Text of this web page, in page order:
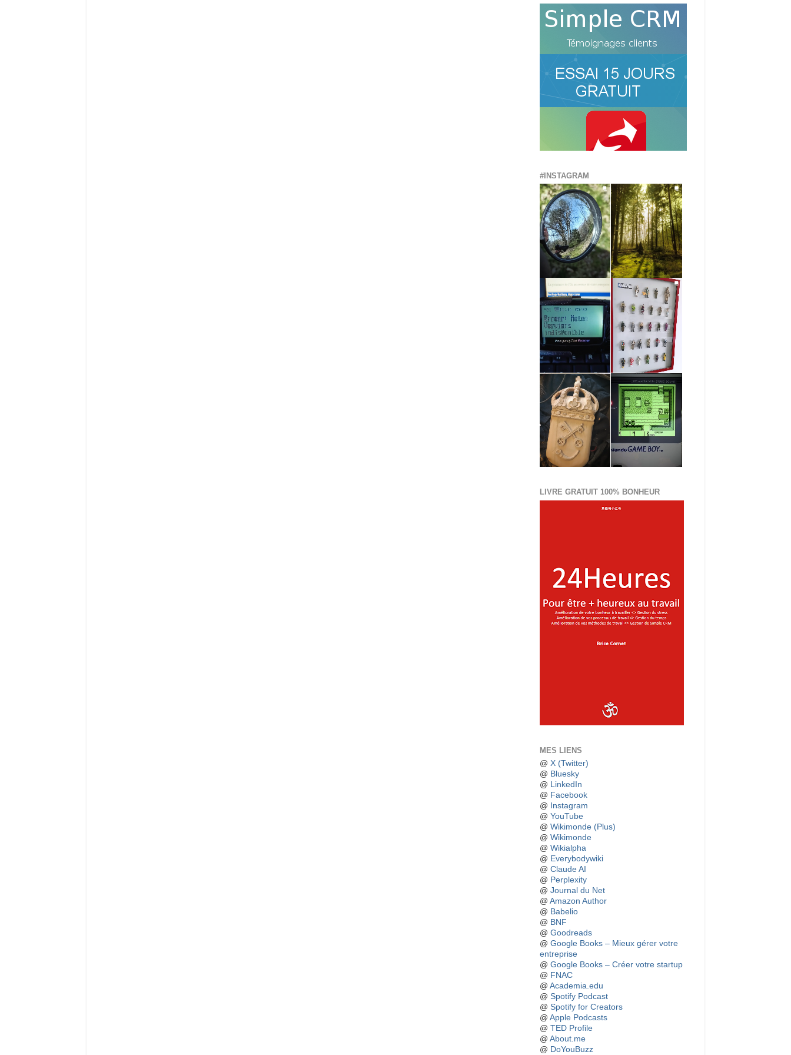
#INSTAGRAM
LIVRE GRATUIT 100% BONHEUR
MES LIENS
@ X (Twitter)
@ Bluesky
@ LinkedIn
@ Facebook
@
Instagram
@ YouTube
@ Wikimonde (Plus)
@ Wikimonde
@ Wikialpha
@ Everybodywiki
@ Claude AI
@ Perplexity
@ Journal du Net
@ Amazon Author
@ Babelio
@ BNF
@ Goodreads
@ Google Books – Mieux gérer votre
entreprise
@ Google Books – Créer votre startup
@ FNAC
@ Academia.edu
@ Spotify Podcast
@ Spotify for Creators
@ Apple Podcasts
@ TED Profile
@ About.me
@ DoYouBuzz